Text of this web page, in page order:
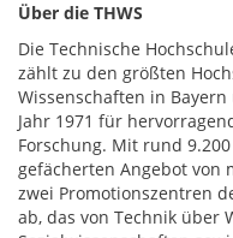
Über die THWS
Die Technische
zählt zu den größten
Wissenschaften in
Jahr 1971 für
Forschung. Mit rund
gefächerten Angebot von
zwei Promotionszentren
ab, das von Technik über